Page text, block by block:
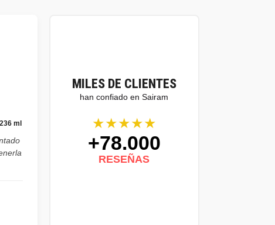
MILES DE CLIENTES
han confiado en Sairam
★★★★★
+78.000
RESEÑAS
ml